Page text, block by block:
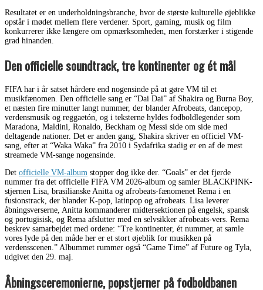
Resultatet er en underholdningsbranche, hvor de største kulturelle øjeblikke
opstår i mødet mellem flere verdener. Sport, gaming, musik og film
konkurrerer ikke længere om opmærksomheden, men forstærker i stigende
grad hinanden.
Den officielle soundtrack, tre kontinenter og ét mål
FIFA har i år satset hårdere end nogensinde på at gøre VM til et
musikfænomen. Den officielle sang er “Dai Dai” af Shakira og Burna Boy,
et næsten fire minutter langt nummer, der blander Afrobeats, dancepop,
verdensmusik og reggaetón, og i teksterne hyldes fodboldlegender som
Maradona, Maldini, Ronaldo, Beckham og Messi side om side med
deltagende nationer. Det er anden gang, Shakira skriver en officiel VM-
sang, efter at “Waka Waka” fra 2010 i Sydafrika stadig er en af de mest
streamede VM-sange nogensinde.
Det officielle VM-album stopper dog ikke der. “Goals” er det fjerde
nummer fra det officielle FIFA VM 2026-album og samler BLACKPINK-
stjernen Lisa, brasilianske Anitta og afrobeats-fænomenet Rema i en
fusionstrack, der blander K-pop, latinpop og afrobeats. Lisa leverer
åbningsverserne, Anitta kommanderer midtersektionen på engelsk, spansk
og portugisisk, og Rema afslutter med en selvsikker afrobeats-vers. Rema
beskrev samarbejdet med ordene: “Tre kontinenter, ét nummer, at samle
vores lyde på den måde her er et stort øjeblik for musikken på
verdensscenen.” Albummet rummer også “Game Time” af Future og Tyla,
udgivet den 29. maj.
Åbningsceremonierne, popstjerner på fodboldbanen